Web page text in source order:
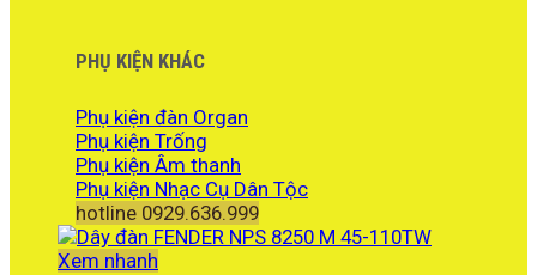
PHỤ KIỆN KHÁC
Phụ kiện đàn Organ
Phụ kiện Trống
Phụ kiện Âm thanh
Phụ kiện Nhạc Cụ Dân Tộc
hotline 0929.636.999
Xem nhanh